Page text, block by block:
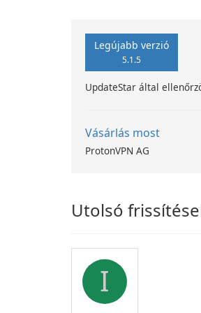
Legújabb verzió
5.1.5
UpdateStar által
Vásárlás most
ProtonVPN AG
Utolsó
I